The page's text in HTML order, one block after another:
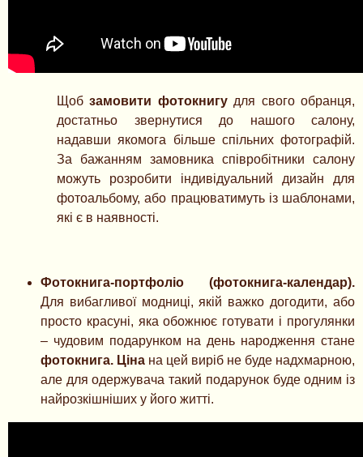
Щобзамовити фотокнигудля свого обранця,
достатньо звернутися до нашого салону,
надавши якомога більше спільних фотографій.
За бажанням замовника співробітники салону
можуть розробити індивідуальний дизайн для
фотоальбому, або працюватимуть із шаблонами,
які є в наявності.
Фотокнига-портфоліо (фотокнига-календар).
Для вибагливої ​​модниці, якій важко догодити, або
просто красуні, яка обожнює готувати і прогулянки
– чудовим подарунком на день народження стане
фотокнига. Ціна на цей виріб не буде надхмарною,
але для одержувача такий подарунок буде одним із
найрозкішніших у його житті.